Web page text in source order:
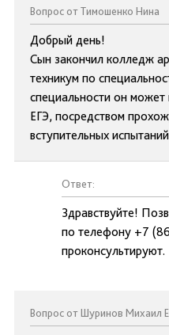
Вопрос от Тимошенко Нина
Добрый день!
Сын закончил колледж
техникум по
специальности он может
ЕГЭ, посредством
вступительных
Ответ:
Здравствуйте!
по телефону +7
проконсультируют.
Вопрос от Шуринов Михаил